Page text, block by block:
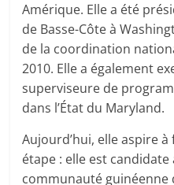
Amérique. Elle a été
de Basse-Côte à
de la coordination
2010. Elle a également
superviseure de
dans l’État du Maryland.
Aujourd’hui, elle aspire
étape : elle est
communauté guinéenne